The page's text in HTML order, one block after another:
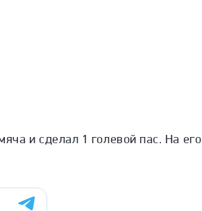
и сделал 1 голевой пас. На его